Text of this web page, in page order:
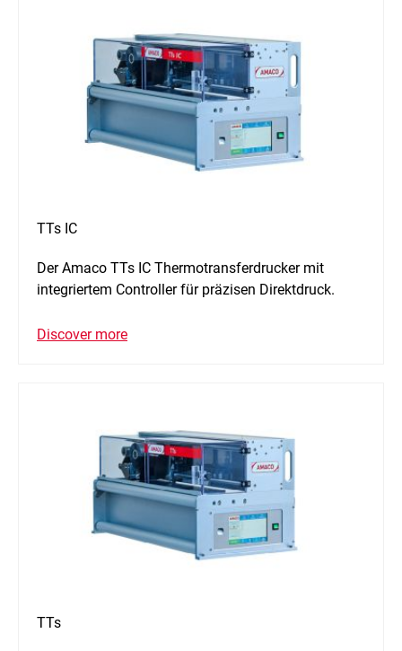
TTs IC
Der Amaco TTs IC Thermotransferdrucker mit
integriertem Controller für präzisen Direktdruck.
Discover more
TTs